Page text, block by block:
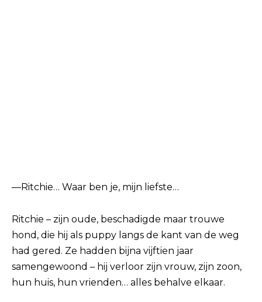
—Ritchie… Waar ben je, mijn liefste…
Ritchie – zijn oude, beschadigde maar trouwe
hond, die hij als puppy langs de kant van de weg
had gered. Ze hadden bijna vijftien jaar
samengewoond – hij verloor zijn vrouw, zijn zoon,
hun huis, hun vrienden… alles behalve elkaar.